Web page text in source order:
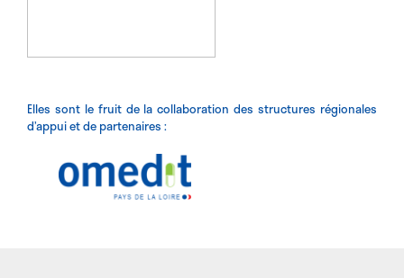
Elles sont le fruit de la collaboration des structures régionales
d’appui et de partenaires :